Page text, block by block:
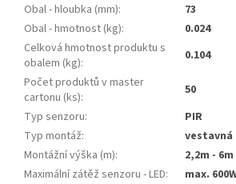
Obal - hloubka (mm):
73
Obal - hmotnost (kg):
0.024
Celková hmotnost produktu s
obalem (kg):
0.104
Počet produktů v master
cartonu (ks):
50
Typ senzoru:
PIR
Typ montáž:
vestavná
Montážní výška (m):
2,2m - 6m
Maximální zátěž senzoru - LED:
max.